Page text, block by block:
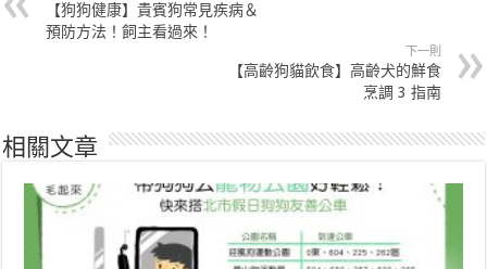
【狗狗健康】貴賓狗常見疾病＆
預防方法！飼主看過來！
下一則
【高齡狗貓飲食】高齡犬的鮮食
烹調 3 指南
相關文章